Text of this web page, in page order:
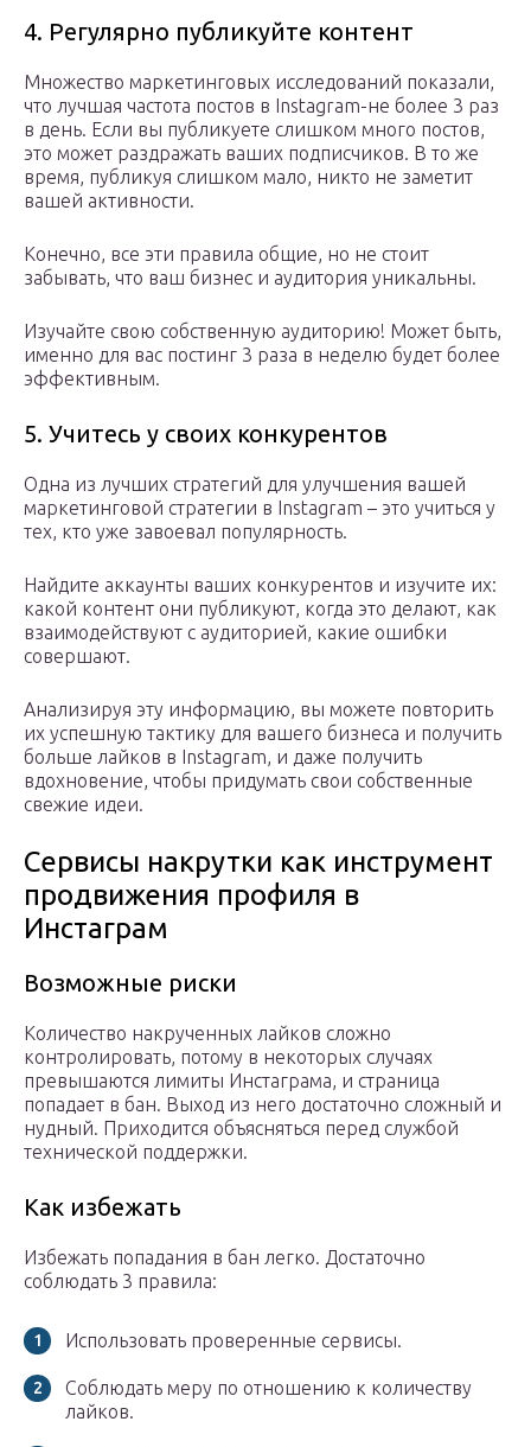
4. Регулярно публикуйте контент
Множество маркетинговых исследований показали,
что лучшая частота постов в Instagram-не более 3 раз
в день. Если вы публикуете слишком много постов,
это может раздражать ваших подписчиков. В то же
время, публикуя слишком мало, никто не заметит
вашей активности.
Конечно, все эти правила общие, но не стоит
забывать, что ваш бизнес и аудитория уникальны.
Изучайте свою собственную аудиторию! Может быть,
именно для вас постинг 3 раза в неделю будет более
эффективным.
5. Учитесь у своих конкурентов
Одна из лучших стратегий для улучшения вашей
маркетинговой стратегии в Instagram – это учиться у
тех, кто уже завоевал популярность.
Найдите аккаунты ваших конкурентов и изучите их:
какой контент они публикуют, когда это делают, как
взаимодействуют с аудиторией, какие ошибки
совершают.
Анализируя эту информацию, вы можете повторить
их успешную тактику для вашего бизнеса и получить
больше лайков в Instagram, и даже получить
вдохновение, чтобы придумать свои собственные
свежие идеи.
Сервисы накрутки как инструмент
продвижения профиля в
Инстаграм
Возможные риски
Количество накрученных лайков сложно
контролировать, потому в некоторых случаях
превышаются лимиты Инстаграма, и страница
попадает в бан. Выход из него достаточно сложный и
нудный. Приходится объясняться перед службой
технической поддержки.
Как избежать
Избежать попадания в бан легко. Достаточно
соблюдать 3 правила:
Использовать проверенные сервисы.
Соблюдать меру по отношению к количеству
лайков.